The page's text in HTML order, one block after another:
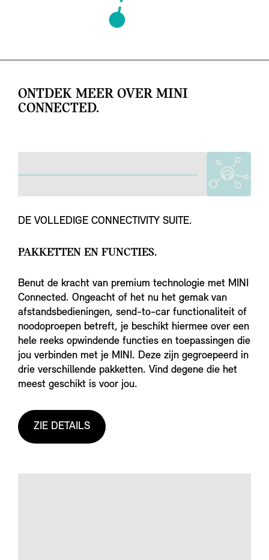
ONTDEK MEER OVER MINI
CONNECTED.
DE VOLLEDIGE CONNECTIVITY SUITE.
PAKKETTEN EN FUNCTIES.
Benut de kracht van premium technologie met MINI
Connected. Ongeacht of het nu het gemak van
afstandsbedieningen, send-to-car functionaliteit of
noodoproepen betreft, je beschikt hiermee over een
hele reeks opwindende functies en toepassingen die
jou verbinden met je MINI. Deze zijn gegroepeerd in
drie verschillende pakketten. Vind degene die het
meest geschikt is voor jou.
ZIE DETAILS